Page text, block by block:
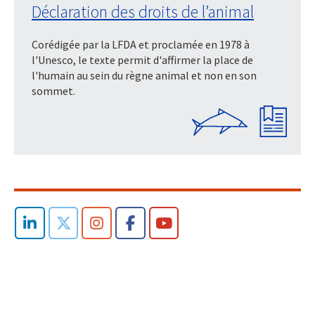
Déclaration des droits de l’animal
Corédigée par la LFDA et proclamée en 1978 à
l'Unesco, le texte permit d'affirmer la place de
l'humain au sein du règne animal et non en son
sommet.